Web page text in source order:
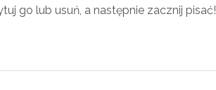
go lub usuń, a następnie zacznij pisać!